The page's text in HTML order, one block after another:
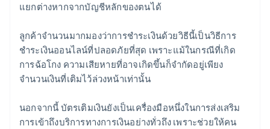
แยกต่างหากจากบัญชีหลักของตนได้
ลูกค้าจำนวนมากมองว่าการชำระเงินด้วยวิธีนี้เป็นวิธีการ
ชำระเงินออนไลน์ที่ปลอดภัยที่สุด เพราะแม้ในกรณีที่เกิด
การฉ้อโกง ความเสียหายที่อาจเกิดขึ้นก็จำกัดอยู่เพียง
จำนวนเงินที่เติมไว้ล่วงหน้าเท่านั้น
นอกจากนี้ บัตรเติมเงินยังเป็นเครื่องมือหนึ่งในการส่งเสริม
การเข้าถึงบริการทางการเงินอย่างทั่วถึง เพราะช่วยให้คน